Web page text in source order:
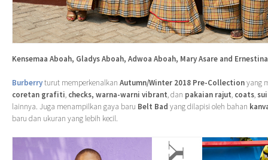
Kensemaa Aboah, Gladys Aboah, Adwoa Aboah, Mary Asare and
Burberryturut memperkenalkan Autumn/Winter 2018 Pre-Collectionyang
coretan grafiti, checks, warna-warni vibrant, dan pakaian rajut, coats,
lainnya. Juga menampilkan gaya baru Belt Bad yang dilapisi oleh bahan
baru dan ukuran yang lebih kecil.